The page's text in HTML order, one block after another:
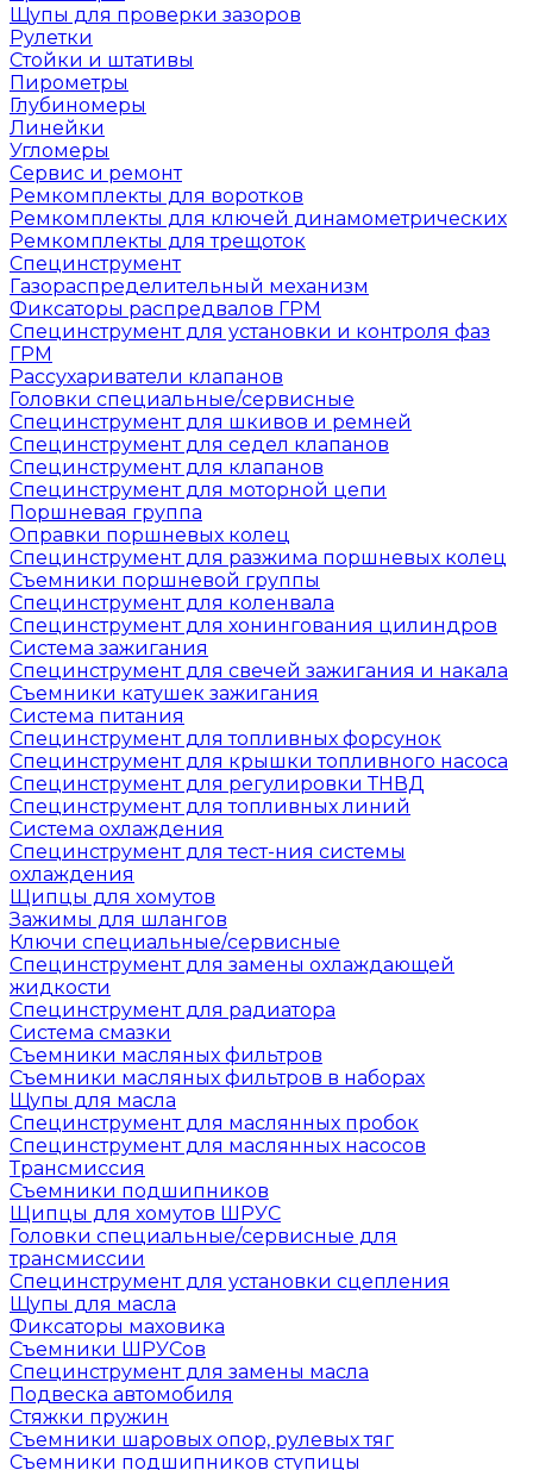
Щупы для проверки зазоров
Рулетки
Стойки и штативы
Пирометры
Глубиномеры
Линейки
Угломеры
Сервис и ремонт
Ремкомплекты для воротков
Ремкомплекты для ключей динамометрических
Ремкомплекты для трещоток
Специнструмент
Газораспределительный механизм
Фиксаторы распредвалов ГРМ
Специнструмент для установки и контроля фаз
ГРМ
Рассухариватели клапанов
Головки специальные/сервисные
Специнструмент для шкивов и ремней
Специнструмент для седел клапанов
Специнструмент для клапанов
Специнструмент для моторной цепи
Поршневая группа
Оправки поршневых колец
Специнструмент для разжима поршневых колец
Съемники поршневой группы
Специнструмент для коленвала
Специнструмент для хонингования цилиндров
Система зажигания
Специнструмент для свечей зажигания и накала
Съемники катушек зажигания
Система питания
Специнструмент для топливных форсунок
Специнструмент для крышки топливного насоса
Специнструмент для регулировки ТНВД
Специнструмент для топливных линий
Система охлаждения
Специнструмент для тест-ния системы
охлаждения
Щипцы для хомутов
Зажимы для шлангов
Ключи специальные/сервисные
Специнструмент для замены охлаждающей
жидкости
Специнструмент для радиатора
Система смазки
Съемники масляных фильтров
Съемники масляных фильтров в наборах
Щупы для масла
Специнструмент для маслянных пробок
Специнструмент для маслянных насосов
Трансмиссия
Съемники подшипников
Щипцы для хомутов ШРУС
Головки специальные/сервисные для
трансмиссии
Специнструмент для установки сцепления
Щупы для масла
Фиксаторы маховика
Съемники ШРУСов
Специнструмент для замены масла
Подвеска автомобиля
Стяжки пружин
Съемники шаровых опор, рулевых тяг
Съемники подшипников ступицы